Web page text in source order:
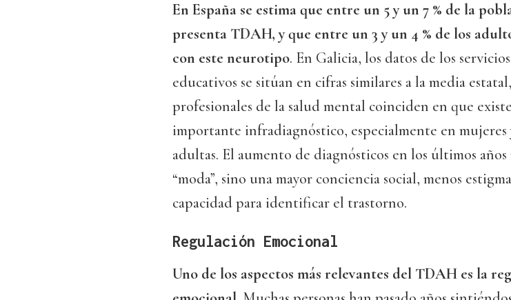
En España se estima que entre un 5 y un 7 % de la
presenta TDAH, y que entre un 3 y un 4 % de los
con este neurotipo. En Galicia, los datos de los
educativos se sitúan en cifras similares a la media
profesionales de la salud mental coinciden en que
importante infradiagnóstico, especialmente en mujeres
adultas. El aumento de diagnósticos en los últimos
“moda”, sino una mayor conciencia social, menos
capacidad para identificar el trastorno.
Regulación Emocional
Uno de los aspectos más relevantes del TDAH es la